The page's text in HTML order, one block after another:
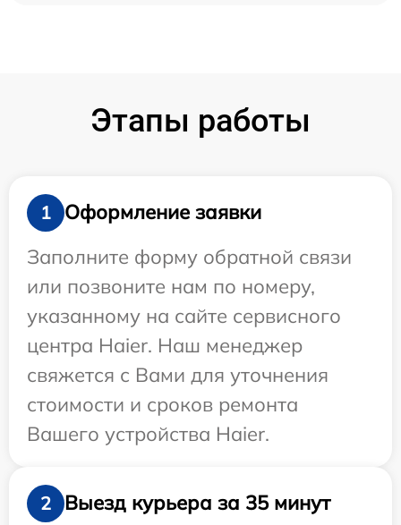
Этапы работы
1
Оформление заявки
Заполните форму обратной связи
или позвоните нам по номеру,
указанному на сайте сервисного
центра Haier. Наш менеджер
свяжется с Вами для уточнения
стоимости и сроков ремонта
Вашего устройства Haier.
2
Выезд курьера за 35 минут